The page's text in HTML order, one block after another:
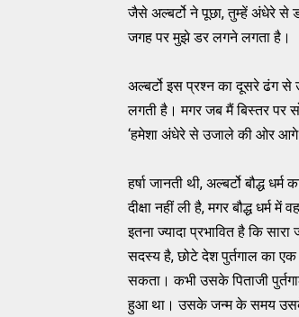
जैसे अल्बर्टो ने पूछा, तुम्हें अंधेरे से
जगह पर मुझे डर लगने लगता है।
अल्बर्टो इस प्रश्न का दूसरे ढंग
लगती है। मगर जब मैं बिस्तर पर
‘हमेशा अंधेरे से उजाले की ओर आगे
हर्षा जानती थी, अल्बर्टो बौद्ध
दीक्षा नहीं ली है, मगर बौद्ध
इतना ज्यादा प्रभावित है कि सारा
सदस्य है, छोटे देश पुर्तगाल का एक
सकता। कभी उसके पिताजी
हुआ था। उसके जन्म के समय उसके